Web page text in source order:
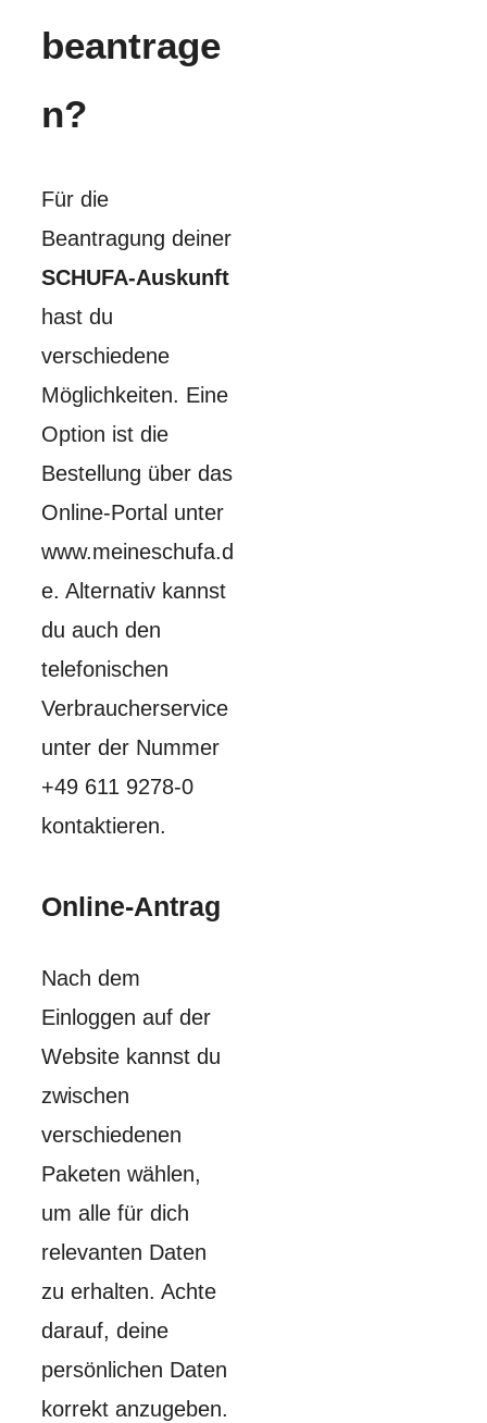
beantrage
n?
Für die
Beantragung deiner
SCHUFA-Auskunft
hast du
verschiedene
Möglichkeiten. Eine
Option ist die
Bestellung über das
Online-Portal unter
www.meineschufa.d
e. Alternativ kannst
du auch den
telefonischen
Verbraucherservice
unter der Nummer
+49 611 9278-0
kontaktieren.
Online-Antrag
Nach dem
Einloggen auf der
Website kannst du
zwischen
verschiedenen
Paketen wählen,
um alle für dich
relevanten Daten
zu erhalten. Achte
darauf, deine
persönlichen Daten
korrekt anzugeben.